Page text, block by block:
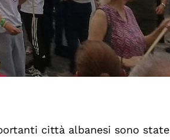
città albanesi sono state